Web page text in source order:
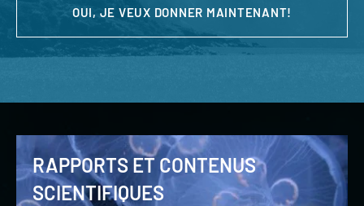
OUI, JE VEUX DONNER MAINTENANT!
RAPPORTS ET CONTENUS
SCIENTIFIQUES